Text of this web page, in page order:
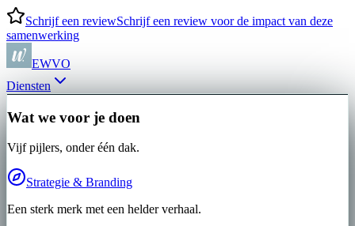
Schrijf een reviewSchrijf een review voor de impact van deze
samenwerking
EWVO
Diensten
Wat we voor je doen
Vijf pijlers, onder één dak.
Strategie & Branding
Een sterk merk met een helder verhaal.